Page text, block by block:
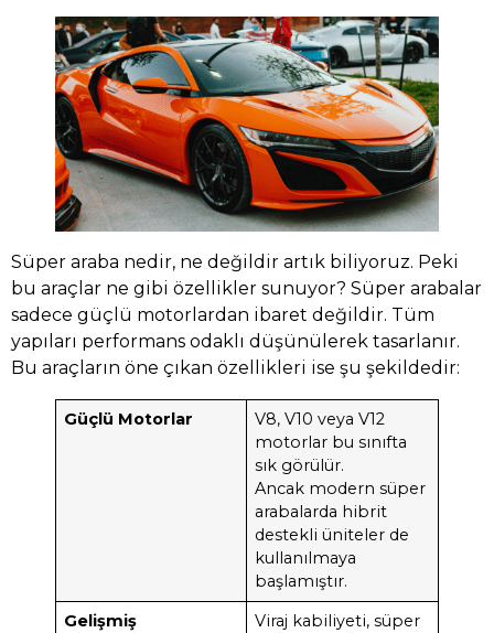
Süper araba nedir, ne değildir artık biliyoruz. Peki
bu araçlar ne gibi özellikler sunuyor? Süper arabalar
sadece güçlü motorlardan ibaret değildir. Tüm
yapıları performans odaklı düşünülerek tasarlanır.
Bu araçların öne çıkan özellikleri ise şu şekildedir:
Güçlü Motorlar
V8, V10 veya V12
motorlar bu sınıfta
sık görülür.
Ancak modern süper
arabalarda hibrit
destekli üniteler de
kullanılmaya
başlamıştır.
Gelişmiş
Viraj kabiliyeti, süper